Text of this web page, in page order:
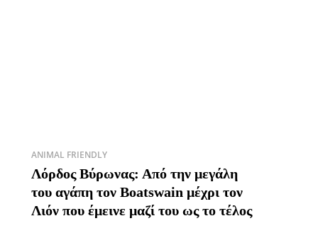
ANIMAL FRIENDLY
Λόρδος Βύρωνας: Από την μεγάλη
του αγάπη τον Boatswain μέχρι τον
Λιόν που έμεινε μαζί του ως το τέλος